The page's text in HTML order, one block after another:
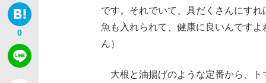
「クマが悪者扱いされているのが悲しい」
キングの誕生を、目撃せよ。
0
です。それでいて、具だくさんにす
魚も入れられて、健康に良いんです
ん）
大根と油揚げのような定番から、ト